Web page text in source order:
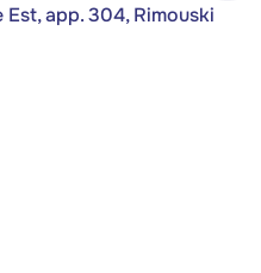
app. 304, Rimouski